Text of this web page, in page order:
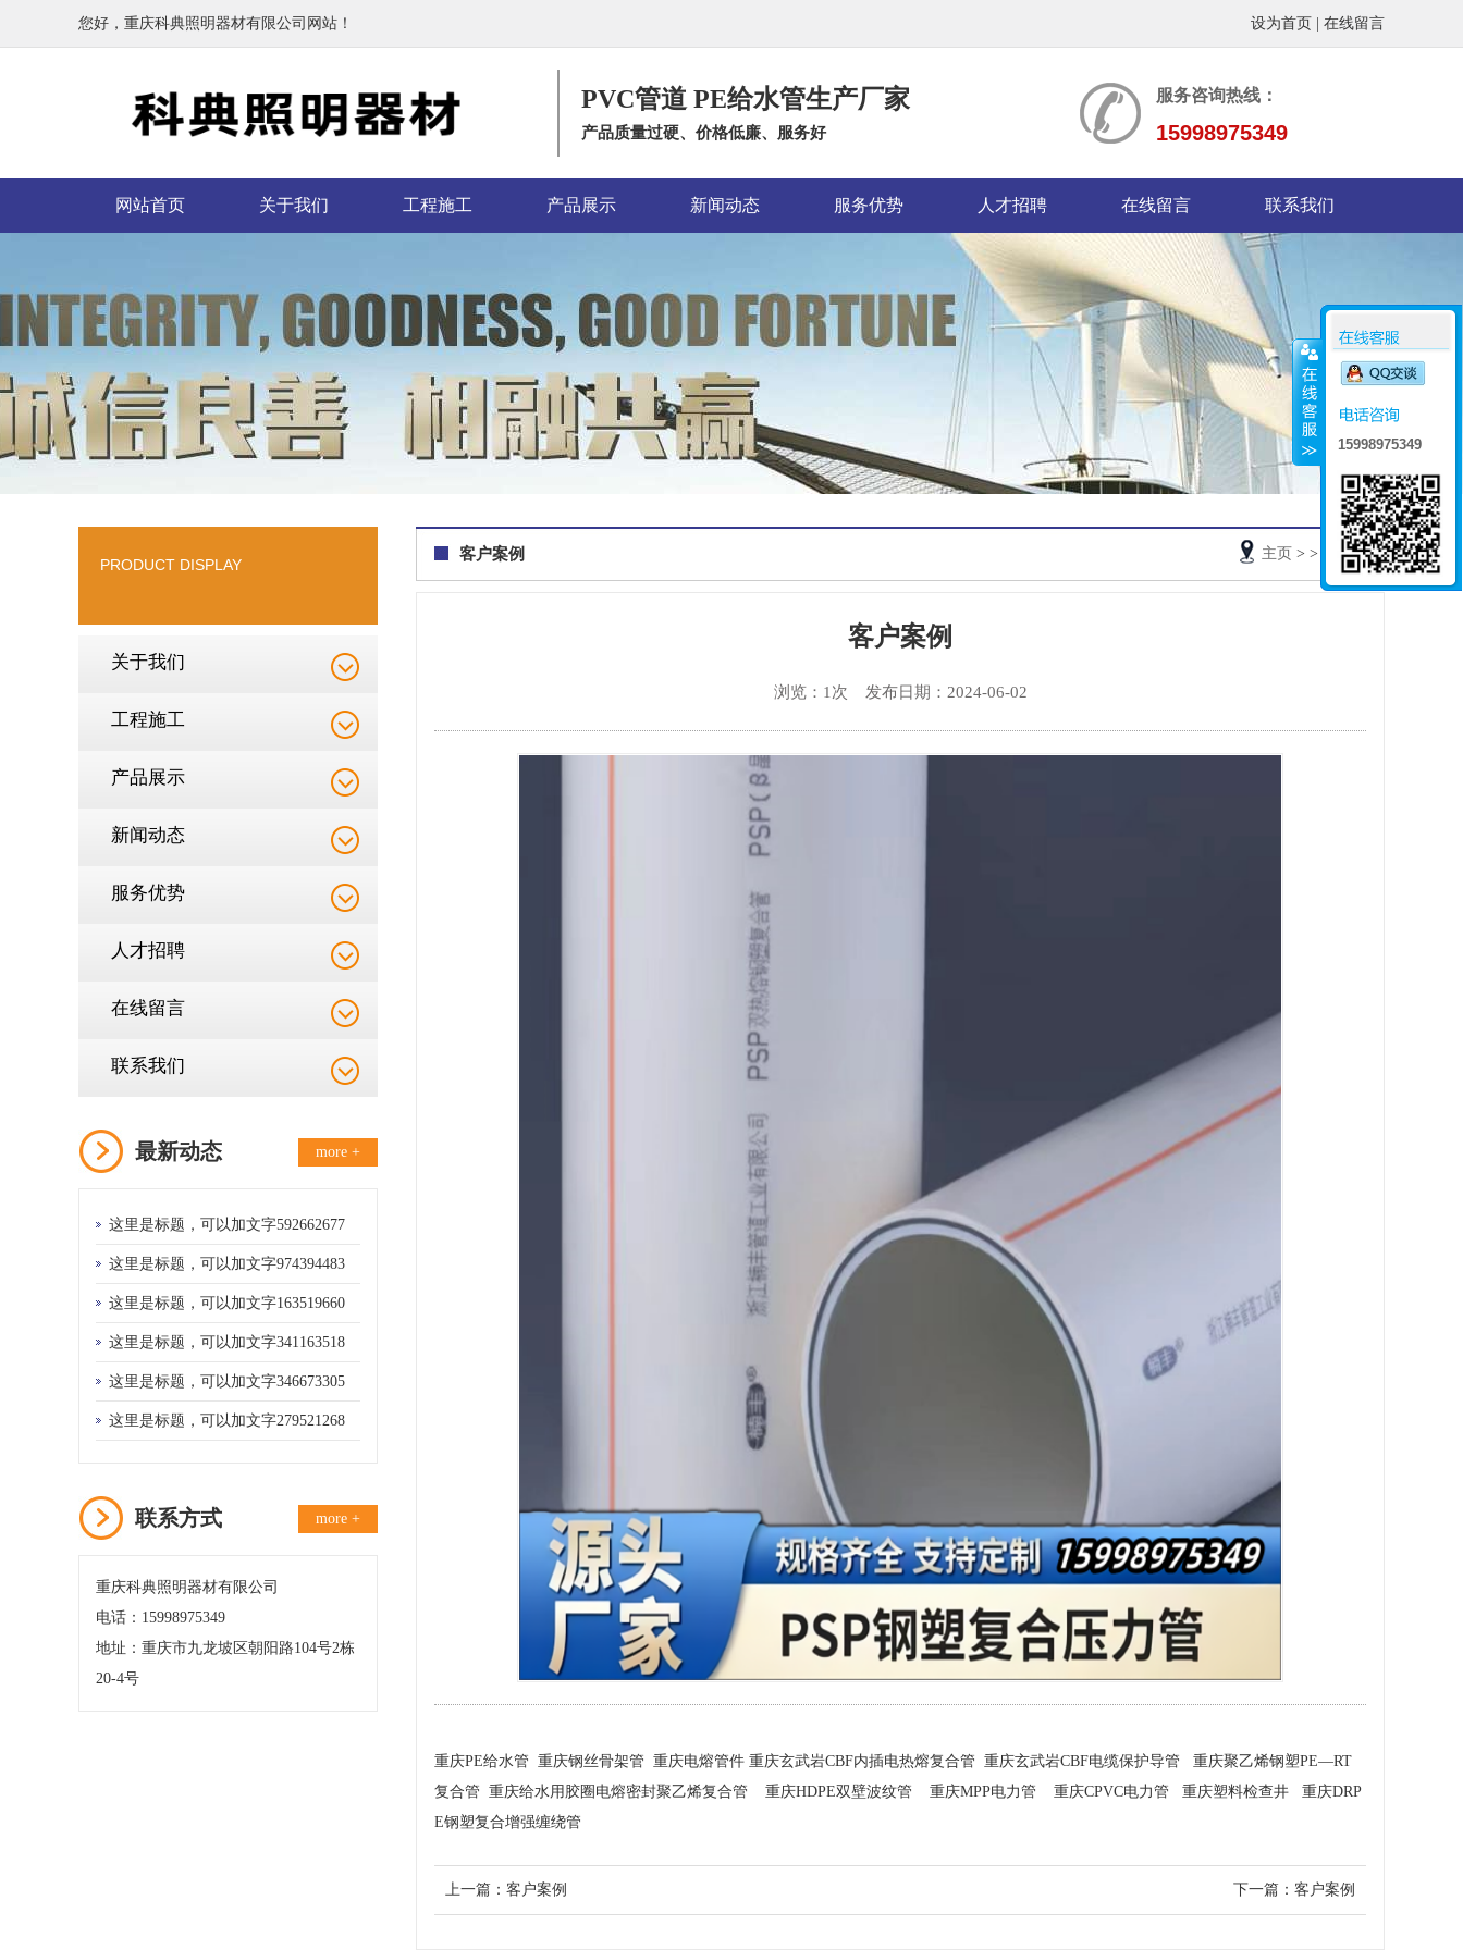
您好，重庆科典照明器材有限公司网站！ 设为首页 在线留言
PVC管道 PE给水管生产厂家
产品质量过硬、价格低廉、服务好
服务咨询热线：
15998975349
网站首页 关于我们 工程施工 产品展示 新闻动态 服务优势 人才招聘 在线留言 联系我们
PRODUCT DISPLAY
关于我们
工程施工
产品展示
新闻动态
服务优势
人才招聘
在线留言
联系我们
最新动态 more +
这里是标题，可以加文字592662677
这里是标题，可以加文字974394483
这里是标题，可以加文字163519660
这里是标题，可以加文字341163518
这里是标题，可以加文字346673305
这里是标题，可以加文字279521268
联系方式 more +
重庆科典照明器材有限公司
电话：15998975349
地址：重庆市九龙坡区朝阳路104号2栋
20-4号
客户案例 主页 > > > 正文
客户案例
浏览：1次 发布日期：2024-06-02
重庆PE给水管 重庆钢丝骨架管 重庆电熔管件 重庆玄武岩CBF内插电热熔复合管 重庆玄武岩CBF电缆保护导管 重庆聚乙烯钢塑PE—RT
复合管 重庆给水用胶圈电熔密封聚乙烯复合管 重庆HDPE双壁波纹管 重庆MPP电力管 重庆CPVC电力管 重庆塑料检查井 重庆DRP
E钢塑复合增强缠绕管
上一篇： 客户案例 下一篇： 客户案例
15998975349